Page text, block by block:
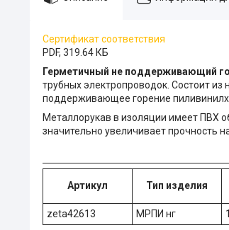
Сертификат соответствия
PDF, 319.64 КБ
Герметичный не поддерживающий
трубных электропроводок. Состоит
поддерживающее горение
Металлорукав в изоляции имеет ПВХ
значительно увеличивает прочность
Артикул Тип изделия
zeta42613
МРПИ нг